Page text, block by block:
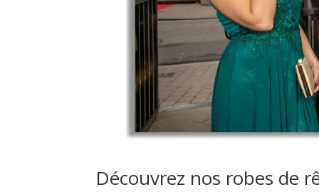
Découvrez nos robes de